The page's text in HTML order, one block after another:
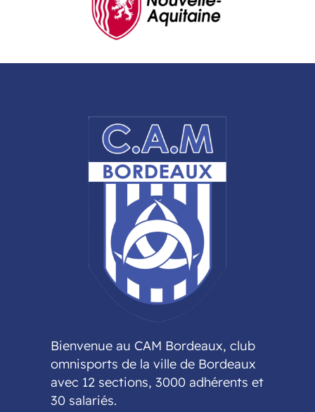
Bienvenue au CAM Bordeaux, club
omnisports de la ville de Bordeaux
avec 12 sections, 3000 adhérents et
30 salariés.